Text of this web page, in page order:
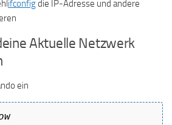
ifconfigdie IP-Adresse und andere
Aktuelle Netzwerk
ein